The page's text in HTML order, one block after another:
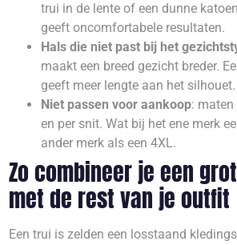
trui in de lente of een dunne
geeft oncomfortabele resultaten.
Hals die niet past bij het
maakt een breed gezicht breder.
geeft meer lengte aan het silhouet.
Niet passen voor aankoop:
en per snit. Wat bij het ene merk
ander merk als een 4XL.
Zo combineer je een
met de rest van je outfit
Een trui is zelden een losstaand